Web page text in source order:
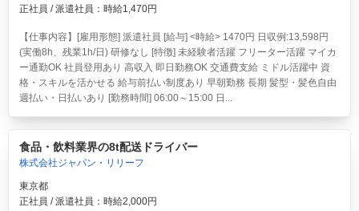
正社員 / 派遣社員：時給1,470円
【仕事内容】[雇用形態] 派遣社員 [給与] <時給> 1470円 日収例:13,598円
(実働8h、残業1h/日) 研修なし [特徴] 未経験者活躍 フリーター活躍 マイカ
ー通勤OK 社員登用あり 高収入 即日勤務OK 交通費支給 ミドル活躍中 資
格・スキルを活かせる 給与前払い制度あり 早朝勤務 長期 髪型・髪色自由
週払い・日払いあり [勤務時間] 06:00～15:00 日...
食品・飲料業界の8t配送ドライバー
株式会社ジャパン・リリーフ
東京都
正社員 / 派遣社員：時給2,000円